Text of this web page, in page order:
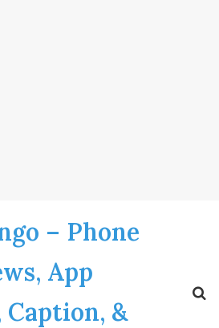
– Phone
App
Caption, &